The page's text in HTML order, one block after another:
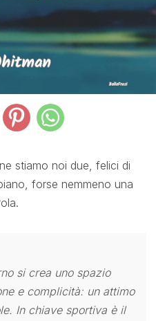
stiamo noi due, felici di
forse nemmeno una
si crea uno spazio
e complicità: un attimo
In chiave sportiva è il